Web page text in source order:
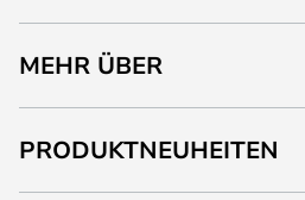
MEHR ÜBER
PRODUKTNEUHEITEN